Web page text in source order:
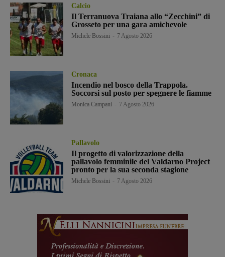
Calcio
Il Terranuova Traiana allo “Zecchini” di
Grosseto per una gara amichevole
Michele Bossini 7 Agosto 2026
Cronaca
Incendio nel bosco della Trappola.
Soccorsi sul posto per spegnere le fiamme
Monica Campani 7 Agosto 2026
Pallavolo
Il progetto di valorizzazione della
pallavolo femminile del Valdarno Project
pronto per la sua seconda stagione
Michele Bossini 7 Agosto 2026